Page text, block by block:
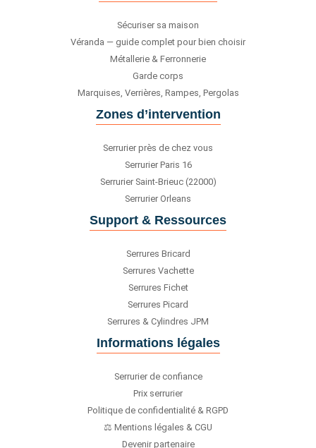
Sécuriser sa maison
Véranda — guide complet pour bien choisir
Métallerie & Ferronnerie
Garde corps
Marquises, Verrières, Rampes, Pergolas
Zones d’intervention
Serrurier près de chez vous
Serrurier Paris 16
Serrurier Saint-Brieuc (22000)
Serrurier Orleans
Support & Ressources
Serrures Bricard
Serrures Vachette
Serrures Fichet
Serrures Picard
Serrures & Cylindres JPM
Informations légales
Serrurier de confiance
Prix serrurier
Politique de confidentialité & RGPD
⚖️ Mentions légales & CGU
Devenir partenaire